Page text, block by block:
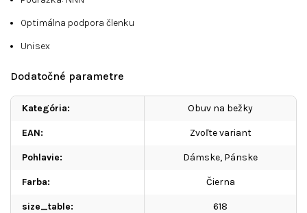
Optimálna podpora členku
Unisex
Dodatočné parametre
Kategória: Obuv na bežky
EAN: Zvoľte variant
Pohlavie: Dámske, Pánske
Farba: Čierna
size_table: 618